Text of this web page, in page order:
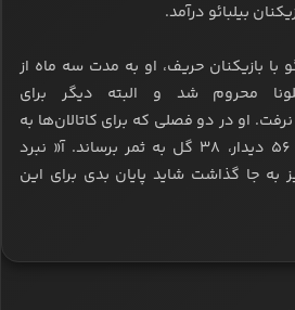
بیلبائو درآمد.
بازیکنان حریف، او به مدت سه ماه از
محروم شد و البته دیگر برای
او در دو فصلی که برای کاتالان‌ها به
میدان رفت موفق شد در ۵۶ دیدار، ۳۸ گل به ثمر برساند. آ« نبرد
نیز به جا گذاشت شاید پایان بدی برای این